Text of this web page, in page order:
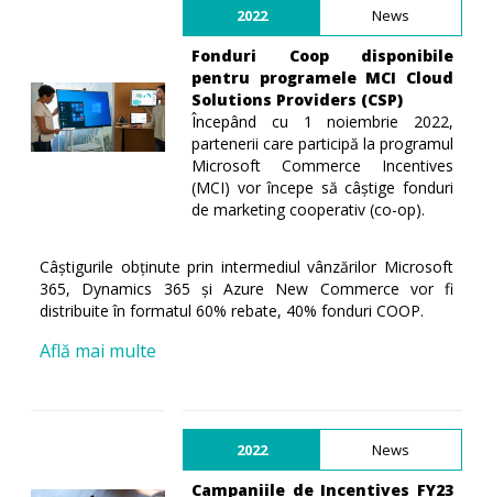
2022 News
Fonduri Coop disponibile
pentru programele MCI Cloud
Solutions Providers (CSP)
Începând cu 1 noiembrie 2022,
partenerii care participă la programul
Microsoft Commerce Incentives
(MCI) vor începe să câștige fonduri
de marketing cooperativ (co-op).
Câștigurile obținute prin intermediul vânzărilor Microsoft
365, Dynamics 365 și Azure New Commerce vor fi
distribuite în formatul 60% rebate, 40% fonduri COOP.
Află mai multe
2022 News
Campaniile de Incentives FY23